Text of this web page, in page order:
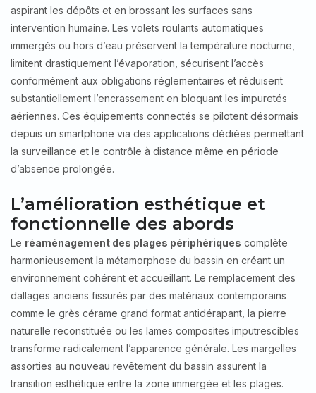
aspirant les dépôts et en brossant les surfaces sans
intervention humaine. Les volets roulants automatiques
immergés ou hors d’eau préservent la température nocturne,
limitent drastiquement l’évaporation, sécurisent l’accès
conformément aux obligations réglementaires et réduisent
substantiellement l’encrassement en bloquant les impuretés
aériennes. Ces équipements connectés se pilotent désormais
depuis un smartphone via des applications dédiées permettant
la surveillance et le contrôle à distance même en période
d’absence prolongée.
L’amélioration esthétique et
fonctionnelle des abords
Le réaménagement des plages périphériques complète
harmonieusement la métamorphose du bassin en créant un
environnement cohérent et accueillant. Le remplacement des
dallages anciens fissurés par des matériaux contemporains
comme le grès cérame grand format antidérapant, la pierre
naturelle reconstituée ou les lames composites imputrescibles
transforme radicalement l’apparence générale. Les margelles
assorties au nouveau revêtement du bassin assurent la
transition esthétique entre la zone immergée et les plages.